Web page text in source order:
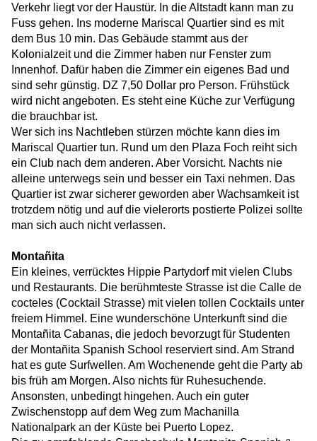
Verkehr liegt vor der Haustür. In die Altstadt kann man zu
Fuss gehen. Ins moderne Mariscal Quartier sind es mit
dem Bus 10 min. Das Gebäude stammt aus der
Kolonialzeit und die Zimmer haben nur Fenster zum
Innenhof. Dafür haben die Zimmer ein eigenes Bad und
sind sehr günstig. DZ 7,50 Dollar pro Person. Frühstück
wird nicht angeboten. Es steht eine Küche zur Verfügung
die brauchbar ist.
Wer sich ins Nachtleben stürzen möchte kann dies im
Mariscal Quartier tun. Rund um den Plaza Foch reiht sich
ein Club nach dem anderen. Aber Vorsicht. Nachts nie
alleine unterwegs sein und besser ein Taxi nehmen. Das
Quartier ist zwar sicherer geworden aber Wachsamkeit ist
trotzdem nötig und auf die vielerorts postierte Polizei sollte
man sich auch nicht verlassen.
Montañita
Ein kleines, verrücktes Hippie Partydorf mit vielen Clubs
und Restaurants. Die berühmteste Strasse ist die Calle de
cocteles (Cocktail Strasse) mit vielen tollen Cocktails unter
freiem Himmel. Eine wunderschöne Unterkunft sind die
Montañita Cabanas, die jedoch bevorzugt für Studenten
der Montañita Spanish School reserviert sind. Am Strand
hat es gute Surfwellen. Am Wochenende geht die Party ab
bis früh am Morgen. Also nichts für Ruhesuchende.
Ansonsten, unbedingt hingehen. Auch ein guter
Zwischenstopp auf dem Weg zum Machanilla
Nationalpark an der Küste bei Puerto Lopez.